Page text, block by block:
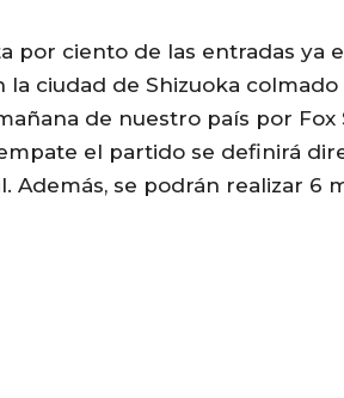
por ciento de las entradas ya
la ciudad de Shizuoka
de nuestro país por
el partido se definirá
Además, se podrán realizar 6